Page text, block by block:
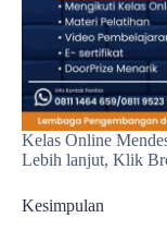
Kelas Online
Lebih lanjut, Klik
Kesimpulan